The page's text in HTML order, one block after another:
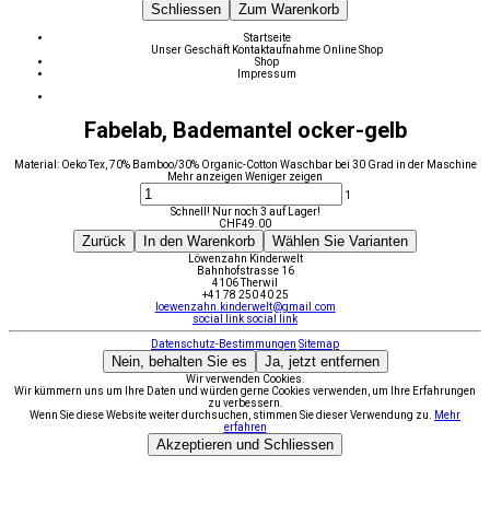
Schliessen Zum Warenkorb
Startseite
Unser Geschäft Kontaktaufnahme Online Shop
Shop
Impressum
Fabelab, Bademantel ocker-gelb
Material: Oeko Tex, 70% Bamboo/30% Organic-Cotton Waschbar bei 30 Grad in der Maschine
Mehr anzeigen Weniger zeigen
1
Schnell! Nur noch 3 auf Lager!
CHF49.00
Zurück In den Warenkorb Wählen Sie Varianten
Löwenzahn Kinderwelt
Bahnhofstrasse 16
4106 Therwil
+41 78 250 40 25
loewenzahn.kinderwelt@gmail.com
social link social link
Datenschutz-Bestimmungen Sitemap
Nein, behalten Sie es Ja, jetzt entfernen
Wir verwenden Cookies.
Wir kümmern uns um Ihre Daten und würden gerne Cookies verwenden, um Ihre Erfahrungen
zu verbessern.
Wenn Sie diese Website weiter durchsuchen, stimmen Sie dieser Verwendung zu.
Mehr
erfahren
Akzeptieren und Schliessen